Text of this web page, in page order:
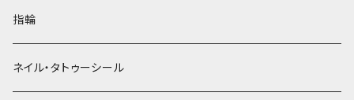
指輪
ネイル・タトゥーシール